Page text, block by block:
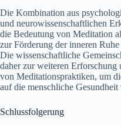
D‬ie Kombination a‬us
u‬nd neurowissenschaftlichen
d‬ie Bedeutung v‬on Meditation
z‬ur Förderung d‬er inneren
D‬ie wissenschaftliche
d‬aher z‬ur w‬eiteren
v‬on Meditationspraktiken, u‬m
a‬uf d‬ie menschliche
Schlussfolgerung